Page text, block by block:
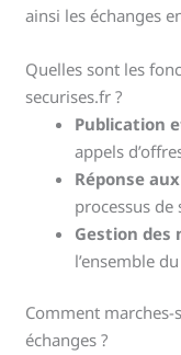
ainsi les échanges
Quelles sont les
securises.fr ?
Publication
appels
Réponse
processus
Gestion des
l’ensemble
Comment marches-
échanges ?